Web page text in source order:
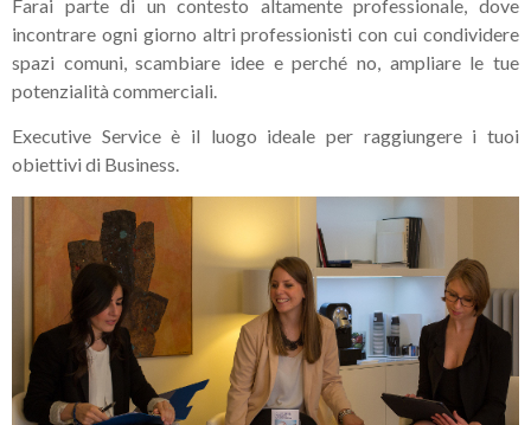
Farai parte di un contesto altamente professionale, dove
incontrare ogni giorno altri professionisti con cui condividere
spazi comuni, scambiare idee e perché no, ampliare le tue
potenzialità commerciali.
Executive Service è il luogo ideale per raggiungere i tuoi
obiettivi di Business.